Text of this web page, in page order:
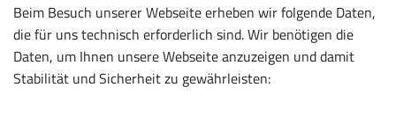
Beim Besuch unserer Webseite erheben wir folgende Daten,
die für uns technisch erforderlich sind. Wir benötigen die
Daten, um Ihnen unsere Webseite anzuzeigen und damit
Stabilität und Sicherheit zu gewährleisten: